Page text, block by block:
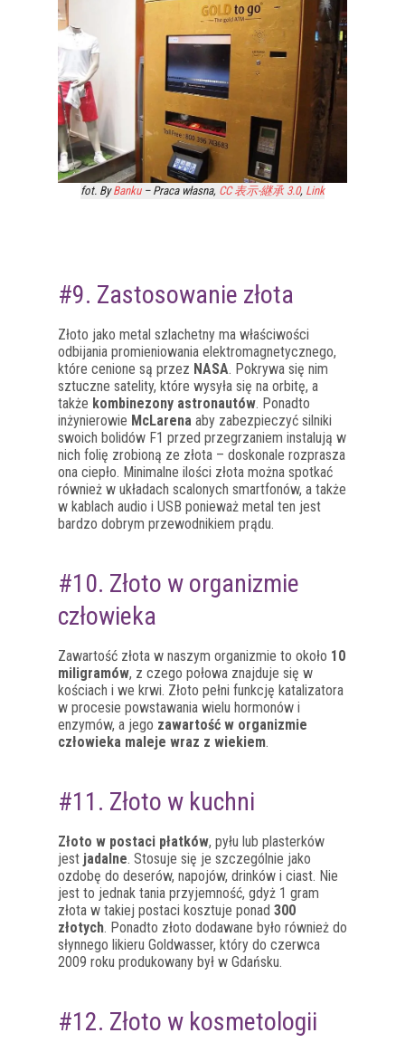
fot. ByBanku– Praca własna, CC 表示-継承 3.0, Link
#9. Zastosowanie złota
Złoto jako metal szlachetny ma właściwości
odbijania promieniowania elektromagnetycznego,
które cenione są przez NASA. Pokrywa się nim
sztuczne satelity, które wysyła się na orbitę, a
także kombinezony astronautów. Ponadto
inżynierowie McLarena aby zabezpieczyć silniki
swoich bolidów F1 przed przegrzaniem instalują w
nich folię zrobioną ze złota – doskonale rozprasza
ona ciepło. Minimalne ilości złota można spotkać
również w układach scalonych smartfonów, a także
w kablach audio i USB ponieważ metal ten jest
bardzo dobrym przewodnikiem prądu.
#10. Złoto w organizmie
człowieka
Zawartość złota w naszym organizmie to około 10
miligramów, z czego połowa znajduje się w
kościach i we krwi. Złoto pełni funkcję katalizatora
w procesie powstawania wielu hormonów i
enzymów, a jego zawartość w organizmie
człowieka maleje wraz z wiekiem.
#11. Złoto w kuchni
Złoto w postaci płatków, pyłu lub plasterków
jest jadalne. Stosuje się je szczególnie jako
ozdobę do deserów, napojów, drinków i ciast. Nie
jest to jednak tania przyjemność, gdyż 1 gram
złota w takiej postaci kosztuje ponad 300
złotych. Ponadto złoto dodawane było również do
słynnego likieru Goldwasser, który do czerwca
2009 roku produkowany był w Gdańsku.
#12. Złoto w kosmetologii